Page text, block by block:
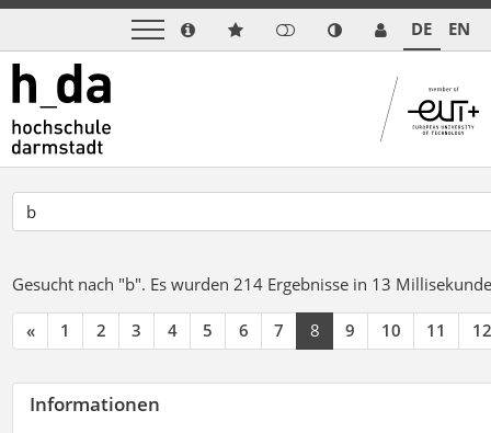
DE EN
Gesucht nach "b". Es wurden 214 Ergebnisse in 13
« 1 2 3 4 5 6 7 8 9 10 11 12
Informationen